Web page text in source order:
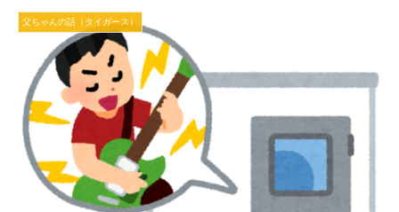
父ちゃんの話（タイガース）